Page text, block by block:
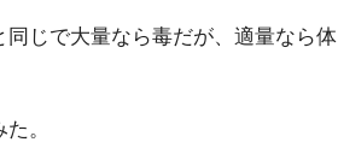
じで大量なら毒だが、適量なら体
。